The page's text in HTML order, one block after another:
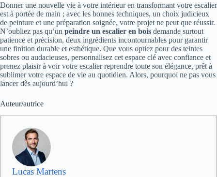
Donner une nouvelle vie à votre intérieur en transformant votre escalier
est à portée de main ; avec les bonnes techniques, un choix judicieux
de peinture et une préparation soignée, votre projet ne peut que réussir.
N’oubliez pas qu’un peindre un escalier en bois demande surtout
patience et précision, deux ingrédients incontournables pour garantir
une finition durable et esthétique. Que vous optiez pour des teintes
sobres ou audacieuses, personnalisez cet espace clé avec confiance et
prenez plaisir à voir votre escalier reprendre toute son élégance, prêt à
sublimer votre espace de vie au quotidien. Alors, pourquoi ne pas vous
lancer dès aujourd’hui ?
Auteur/autrice
Lucas Martens